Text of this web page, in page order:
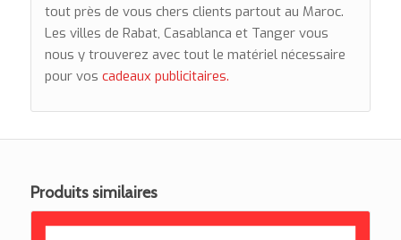
tout près de vous chers clients partout au Maroc.
Les villes de Rabat, Casablanca et Tanger vous
nous y trouverez avec tout le matériel nécessaire
pour vos cadeaux publicitaires.
Produits similaires